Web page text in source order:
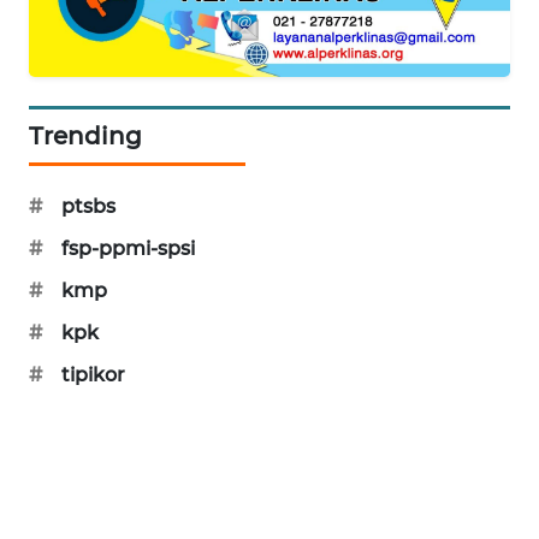
Trending
#
ptsbs
#
fsp-ppmi-spsi
#
kmp
#
kpk
#
tipikor
PORTAL
KONSUMEN
FORWAMKI
FORJASIDA
TAMBANG
NEWS